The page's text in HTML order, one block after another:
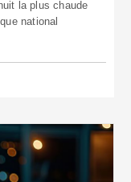
la plus chaude
national